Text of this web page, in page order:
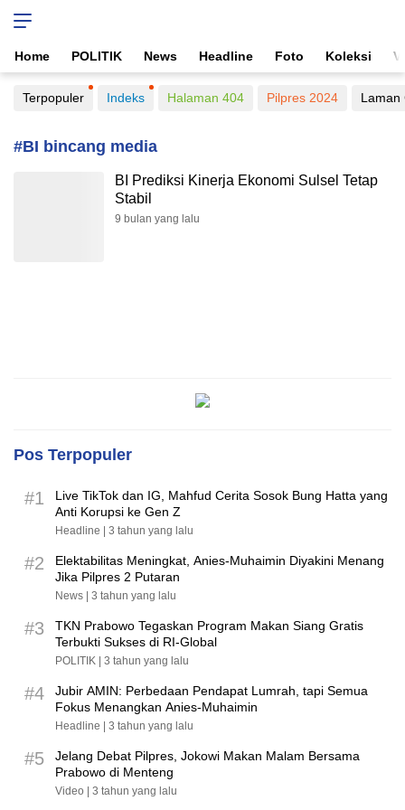
Home POLITIK News Headline Foto Koleksi
Terpopuler Indeks Halaman 404 Pilpres 2024 Laman
#BI bincang media
BI Prediksi Kinerja Ekonomi Sulsel Tetap
Stabil
9 bulan yang lalu
Pos Terpopuler
#1
Live TikTok dan IG, Mahfud Cerita Sosok Bung Hatta yang
Anti Korupsi ke Gen Z
Headline | 3 tahun yang lalu
#2
Elektabilitas Meningkat, Anies-Muhaimin Diyakini Menang
Jika Pilpres 2 Putaran
News | 3 tahun yang lalu
#3
TKN Prabowo Tegaskan Program Makan Siang Gratis
Terbukti Sukses di RI-Global
POLITIK | 3 tahun yang lalu
#4
Jubir AMIN: Perbedaan Pendapat Lumrah, tapi Semua
Fokus Menangkan Anies-Muhaimin
Headline | 3 tahun yang lalu
#5
Jelang Debat Pilpres, Jokowi Makan Malam Bersama
Prabowo di Menteng
Video | 3 tahun yang lalu